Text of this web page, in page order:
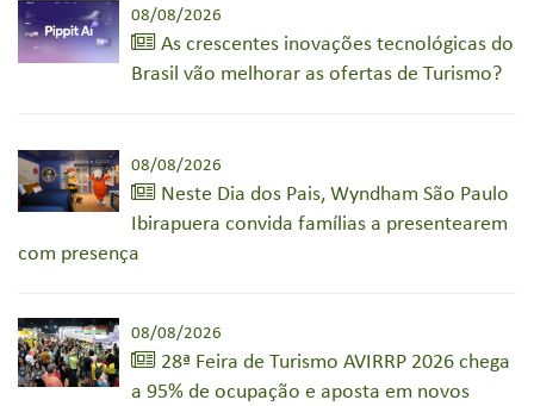
08/08/2026
As crescentes inovações tecnológicas do
Brasil vão melhorar as ofertas de Turismo?
08/08/2026
Neste Dia dos Pais, Wyndham São Paulo
Ibirapuera convida famílias a presentearem
com presença
08/08/2026
28ª Feira de Turismo AVIRRP 2026 chega
a 95% de ocupação e aposta em novos